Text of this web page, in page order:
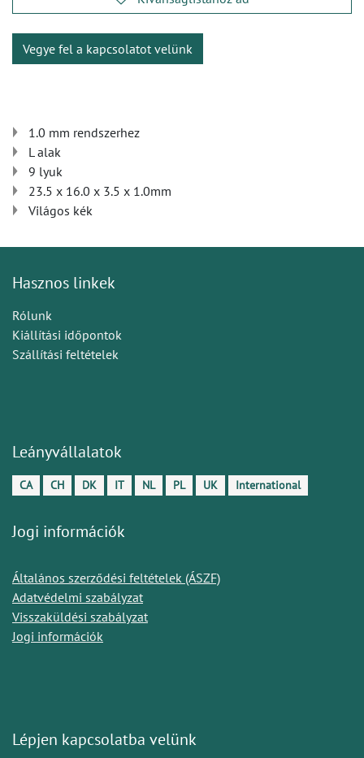
Vegye fel a kapcsolatot velünk
1.0 mm rendszerhez
L alak
9 lyuk
23.5 x 16.0 x 3.5 x 1.0mm
Világos kék
Hasznos linkek
Rólunk
Kiállítási időpontok
Szállítási feltételek
Leányvállalatok
CA CH DK IT NL PL UK International
Jogi információk
Általános szerződési feltételek (ÁSZF)
Adatvédelmi szabályzat
Visszaküldési szabályzat
Jogi információk
Lépjen kapcsolatba velünk